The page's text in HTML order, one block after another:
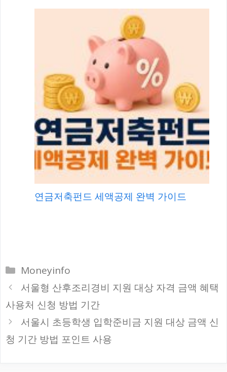
연금저축펀드 세액공제 완벽 가이드
카
테
고
리
Moneyinfo
서울형 산후조리경비 지원 대상 자격 금액 혜택
사용처 신청 방법 기간
서울시 초등학생 입학준비금 지원 대상 금액 신
청 기간 방법 포인트 사용